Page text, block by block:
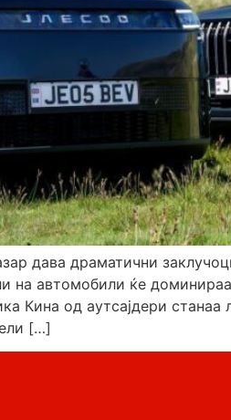
дава драматични
на автомобили ќе
Кина од аутсајдери станаа
[…]